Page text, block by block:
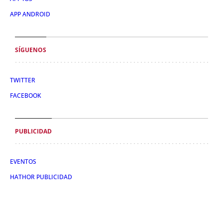
APP ANDROID
SÍGUENOS
TWITTER
FACEBOOK
PUBLICIDAD
EVENTOS
HATHOR PUBLICIDAD